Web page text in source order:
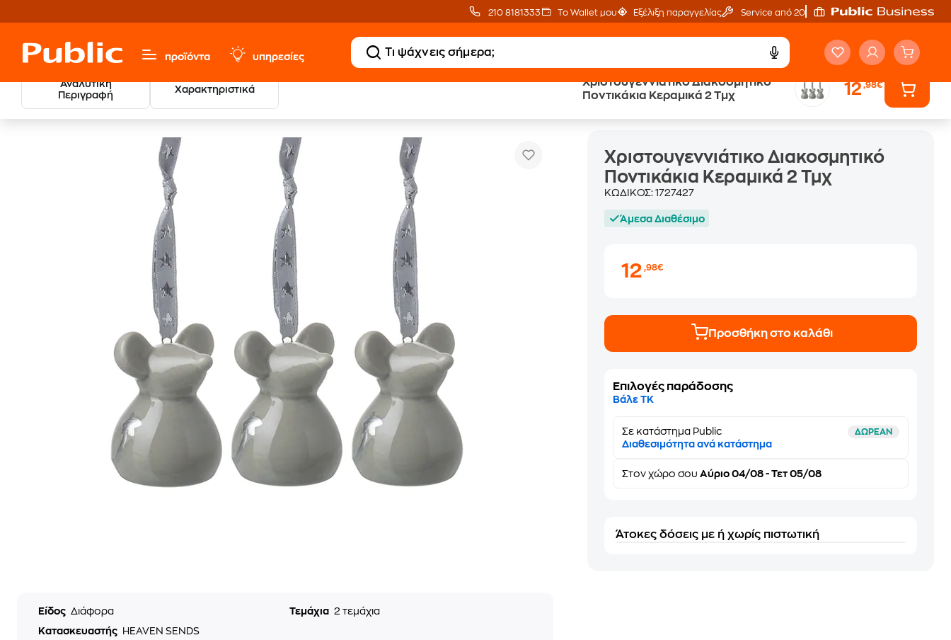
210 8181333 Το Wallet μου Εξέλιξη παραγγελίας Service από 20'
προϊόντα υπηρεσίες
Αναλυτική
Περιγραφή
Χαρακτηριστικά
Xριστουγεννιάτικο Διακοσμητικό
Ποντικάκια Κεραμικά 2 Τμχ
12,98€
Χριστουγεννιάτικα
Είδος Διάφορα Τεμάχια 2 τεμάχια
Κατασκευαστής
HEAVEN SENDS
Xριστουγεννιάτικο Διακοσμητικό
Ποντικάκια Κεραμικά 2 Τμχ
ΚΩΔΙΚΟΣ:1727427
Άμεσα Διαθέσιμο
12,98€
Προσθήκη στο καλάθι
Επιλογές παράδοσης
Βάλε ΤΚ
Σε κατάστημα Public ΔΩΡΕΑΝ
Διαθεσιμότητα ανά κατάστημα
Στονχώρο σου Αύριο 04/08 - Τετ 05/08
Άτοκες δόσεις με ή χωρίς πιστωτική